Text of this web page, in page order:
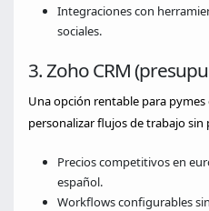
Integraciones con
sociales.
3. Zoho CRM
Una opción rentable para pymes
personalizar flujos de trabajo sin
Precios competitivos en
español.
Workflows configurables